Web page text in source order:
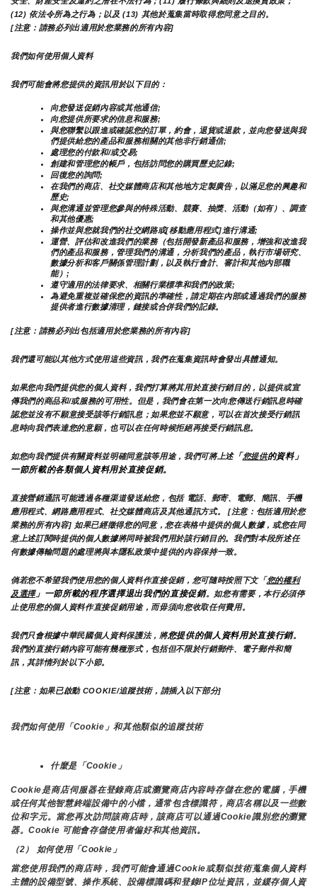
(12) 依法令所為之行為；以及 (13) 其他於蒐集當時取得您同意之目的。
[注意：請務必列出適用於您業務的所有內容]
我們如何使用個人資料
我們可能會將您提供的資訊用於以下目的：
向您發送促銷內容或其他通信;
向您提供所要求的信息和服務;
與您聯繫以跟進或確認您的訂單，約會，退貨或退款，並向您發送與我
們提供給您的產品和服務相關的其他非行銷通信;
處理您的付款和/或交易;
創建和管理您的帳戶，包括訪問您的購買歷史記錄;
回復您的詢問;
在我們的商店、社交媒體商店和其他地方定製廣告，以滿足您的興趣和
歷史;
與您溝通並管理您參與的特殊活動、競賽、抽獎、活動（如有）、調查
和其他優惠;
操作並與您就我們的社交網路或[移動應用程式]進行溝通;
運營、評估和改進我們的業務（包括開發新產品和服務，增強和改進我
們的產品和服務，管理我們的溝通，分析我們的產品，執行市場研究、
數據分析和客戶關係管理計劃，以及執行會計、審計和其他內部職
能）;
遵守適用的法律要求、相關行業標準和我們的政策;
為避免重複並確保您的資訊的準確性，請定期在內部或通過我們的服務
提供者進行數據清理，鏈接或合併我們的記錄。
[注意：請務必列出包括適用於您業務的所有內容]
我們還可能以其他方式使用這些資訊，我們在蒐集資訊時會發出具體通知。
如果您向我們提供您的個人資料，我們打算將其用於直接行銷目的，以提供或宣
傳我們的商品和/或服務的可用性。但是，我們會在第一次向您傳送行銷訊息時確
認您並沒有不願意接受該等行銷訊息；如果您並不願意，可以在首次接受行銷訊
息時向我們表達您的意願，也可以在任何時候拒絕再接受行銷訊息。
如您向我們提供有關資料並明確同意該等用途，我們可將上述「 您提供的資料」
一節所載的各類個人資料用於直接促銷。
直接營銷通訊可能透過各種渠道發送給您，包括 電話、郵寄、電郵、簡訊、手機
應用程式、網路應用程式、社交媒體商店及其他通訊方式。 [注意：包括適用於您
業務的所有內容] 如果已經徵得您的同意，您在表格中提供的個人數據，或您在同
意上述訂閱時提供的個人數據將同時被我們用於該行銷目的。我們對本段所述任
何數據傳輸問題的處理將與本隱私政策中提供的內容保持一致。
倘若您不希望我們使用您的個人資料作直接促銷，您可隨時按照下文「您的權利
及選擇」一節所載的程序選擇退出我們的直接促銷。如您有需要，本行必須停
止使用您的個人資料作直接促銷用途，而毋須向您收取任何費用。
我們只會根據中華民國個人資料保護法，將您提供的個人資料用於直接行銷。
我們的直接行銷內容可能有幾種形式，包括但不限於行銷郵件、電子郵件和簡
訊，其詳情列於以下小節。
[注意：如果已啟動 COOKIE/追蹤技術，請插入以下部分]
我們如何使用「Cookie」和其他類似的追蹤技術
什麼是「Cookie」
Cookie是商店伺服器在登錄商店或瀏覽商店內容時存儲在您的電腦，手機
或任何其他智慧終端設備中的小檔，通常包含標識符，商店名稱以及一些數
位和字元。當您再次訪問該商店時，該商店可以通過Cookie識別您的瀏覽
器。Cookie 可能會存儲使用者偏好和其他資訊。
（2） 如何使用「Cookie」
當您使用我們的商店時，我們可能會通過Cookie或類似技術蒐集個人資料
主體的設備型號、操作系統、設備標識碼和登錄IP位址資訊，並緩存個人資